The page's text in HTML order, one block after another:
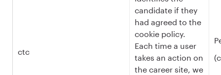
ctc
candidate if they
had agreed to the
cookie policy.
Each time a user
takes an action on
the career site, we